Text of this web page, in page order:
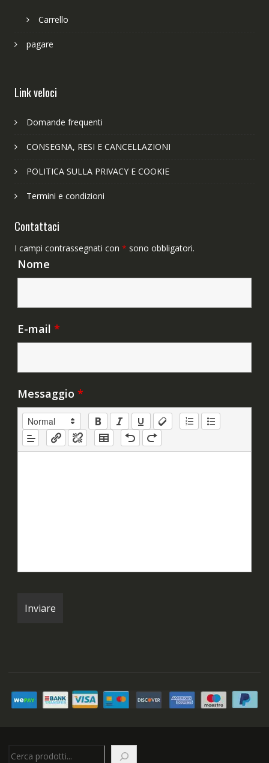
Carrello
pagare
Link veloci
Domande frequenti
CONSEGNA, RESI E CANCELLAZIONI
POLITICA SULLA PRIVACY E COOKIE
Termini e condizioni
Contattaci
I campi contrassegnati con * sono obbligatori.
Nome
E-mail *
Messaggio *